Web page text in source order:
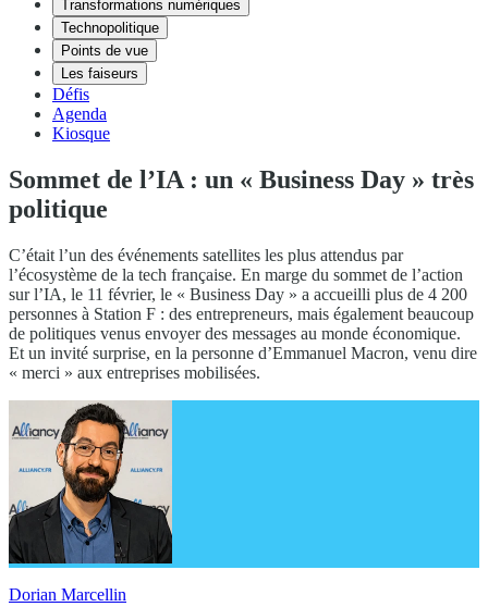
Transformations numériques
Technopolitique
Points de vue
Les faiseurs
Défis
Agenda
Kiosque
Sommet de l’IA : un « Business Day » très
politique
C’était l’un des événements satellites les plus attendus par
l’écosystème de la tech française. En marge du sommet de l’action
sur l’IA, le 11 février, le « Business Day » a accueilli plus de 4 200
personnes à Station F : des entrepreneurs, mais également beaucoup
de politiques venus envoyer des messages au monde économique.
Et un invité surprise, en la personne d’Emmanuel Macron, venu dire
« merci » aux entreprises mobilisées.
Dorian Marcellin